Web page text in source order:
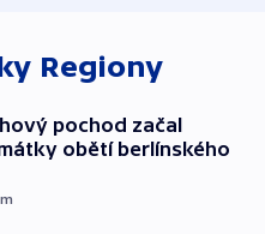
Regiony
pochod začal
obětí berlínského
m